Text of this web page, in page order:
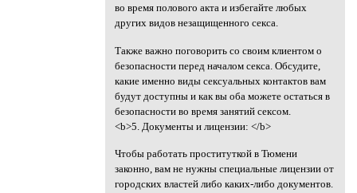
во время полового акта и избегайте любых
других видов незащищенного секса.
Также важно поговорить со своим клиентом о
безопасности перед началом секса. Обсудите,
какие именно виды сексуальных контактов вам
будут доступны и как вы оба можете остаться в
безопасности во время занятий сексом.
<b>5. Документы и лицензии: </b>
Чтобы работать проституткой в Тюмени
законно, вам не нужны специальные лицензии от
городских властей либо каких-либо документов.